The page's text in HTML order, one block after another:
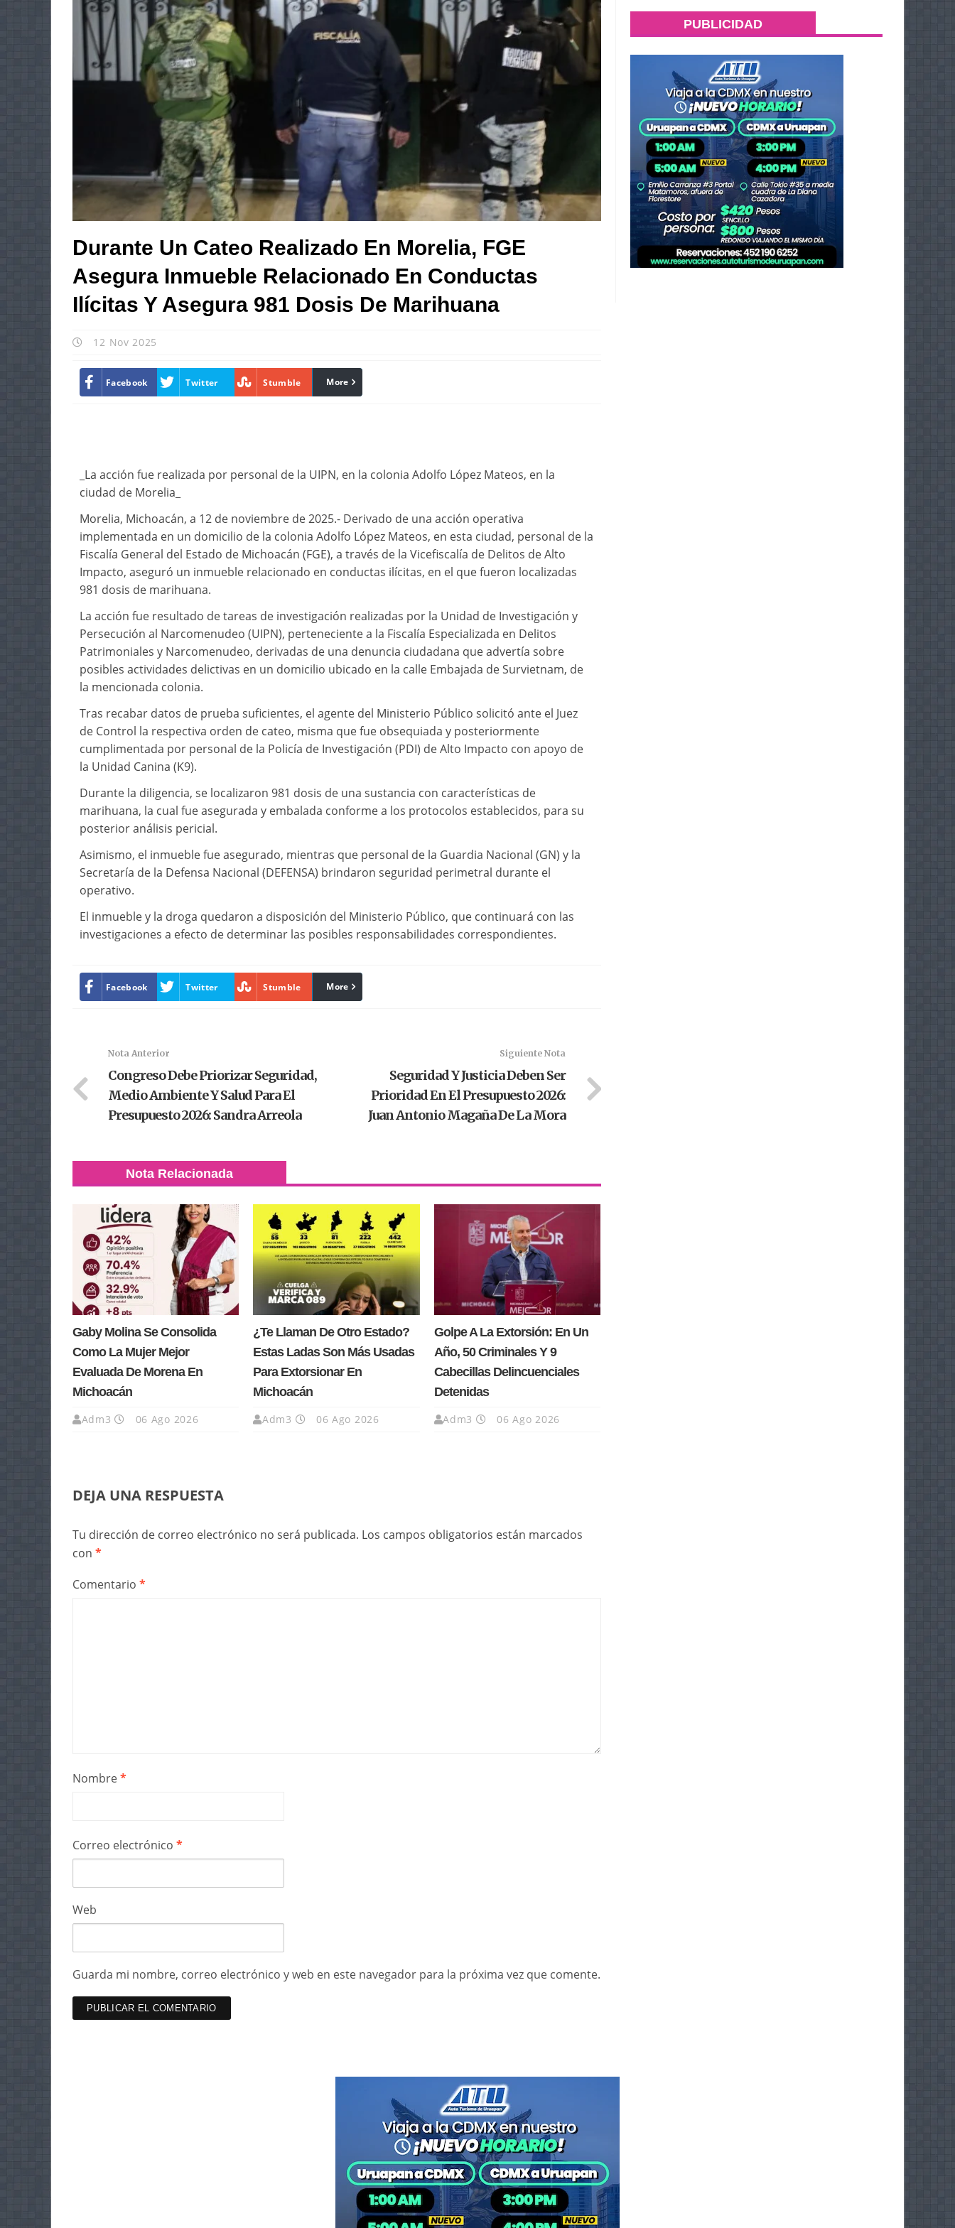
Durante Un Cateo Realizado En Morelia, FGE
Asegura Inmueble Relacionado En Conductas
Ilícitas Y Asegura 981 Dosis De Marihuana
12 Nov 2025
Facebook Twitter Stumble linkedin
More
_La acción fue realizada por personal de la UIPN, en la colonia Adolfo López Mateos, en la
ciudad de Morelia_
Morelia, Michoacán, a 12 de noviembre de 2025.- Derivado de una acción operativa
implementada en un domicilio de la colonia Adolfo López Mateos, en esta ciudad, personal de la
Fiscalía General del Estado de Michoacán (FGE), a través de la Vicefiscalía de Delitos de Alto
Impacto, aseguró un inmueble relacionado en conductas ilícitas, en el que fueron localizadas
981 dosis de marihuana.
La acción fue resultado de tareas de investigación realizadas por la Unidad de Investigación y
Persecución al Narcomenudeo (UIPN), perteneciente a la Fiscalía Especializada en Delitos
Patrimoniales y Narcomenudeo, derivadas de una denuncia ciudadana que advertía sobre
posibles actividades delictivas en un domicilio ubicado en la calle Embajada de Survietnam, de
la mencionada colonia.
Tras recabar datos de prueba suficientes, el agente del Ministerio Público solicitó ante el Juez
de Control la respectiva orden de cateo, misma que fue obsequiada y posteriormente
cumplimentada por personal de la Policía de Investigación (PDI) de Alto Impacto con apoyo de
la Unidad Canina (K9).
Durante la diligencia, se localizaron 981 dosis de una sustancia con características de
marihuana, la cual fue asegurada y embalada conforme a los protocolos establecidos, para su
posterior análisis pericial.
Asimismo, el inmueble fue asegurado, mientras que personal de la Guardia Nacional (GN) y la
Secretaría de la Defensa Nacional (DEFENSA) brindaron seguridad perimetral durante el
operativo.
El inmueble y la droga quedaron a disposición del Ministerio Público, que continuará con las
investigaciones a efecto de determinar las posibles responsabilidades correspondientes.
Facebook Twitter Stumble linkedin
More
Nota Anterior
Congreso Debe Priorizar Seguridad,
Medio Ambiente Y Salud Para El
Presupuesto 2026: Sandra Arreola
Siguiente Nota
Seguridad Y Justicia Deben Ser
Prioridad En El Presupuesto 2026:
Juan Antonio Magaña De La Mora
Nota Relacionada
Gaby Molina Se Consolida
Como La Mujer Mejor
Evaluada De Morena En
Michoacán
Adm3 06 Ago 2026
¿Te Llaman De Otro Estado?
Estas Ladas Son Más Usadas
Para Extorsionar En
Michoacán
Adm3 06 Ago 2026
Golpe A La Extorsión: En Un
Año, 50 Criminales Y 9
Cabecillas Delincuenciales
Detenidas
Adm3 06 Ago 2026
DEJA UNA RESPUESTA
Tu dirección de correo electrónico no será publicada. Los campos obligatorios están marcados
con *
Comentario *
Nombre*
Correo electrónico *
Web
Guarda mi nombre, correo electrónico y web en este navegador para la próxima vez que comente.
PUBLICIDAD